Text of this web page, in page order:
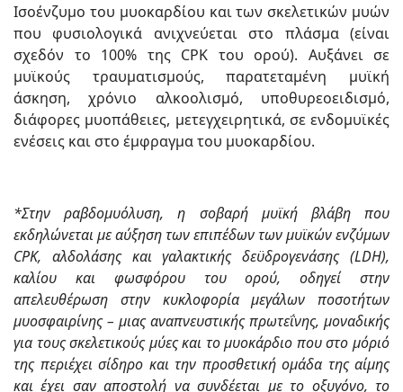
Ισοένζυμο του μυοκαρδίου και των σκελετικών μυών
που φυσιολογικά ανιχνεύεται στο πλάσμα (είναι
σχεδόν το 100% της CPK του ορού). Αυξάνει σε
μυϊκούς τραυματισμούς, παρατεταμένη μυϊκή
άσκηση, χρόνιο αλκοολισμό, υποθυρεοειδισμό,
διάφορες μυοπάθειες, μετεγχειρητικά, σε ενδομυϊκές
ενέσεις και στο έμφραγμα του μυοκαρδίου.
*Στην ραβδομυόλυση, η σοβαρή μυϊκή βλάβη που
εκδηλώνεται με αύξηση των επιπέδων των μυϊκών ενζύμων
CPK, αλδολάσης και γαλακτικής δεϋδρογενάσης (LDH),
καλίου και φωσφόρου του ορού, οδηγεί στην
απελευθέρωση στην κυκλοφορία μεγάλων ποσοτήτων
μυοσφαιρίνης – μιας αναπνευστικής πρωτεΐνης, μοναδικής
για τους σκελετικούς μύες και το μυοκάρδιο που στο μόριό
της περιέχει σίδηρο και την προσθετική ομάδα της αίμης
και έχει σαν αποστολή να συνδέεται με το οξυγόνο, το